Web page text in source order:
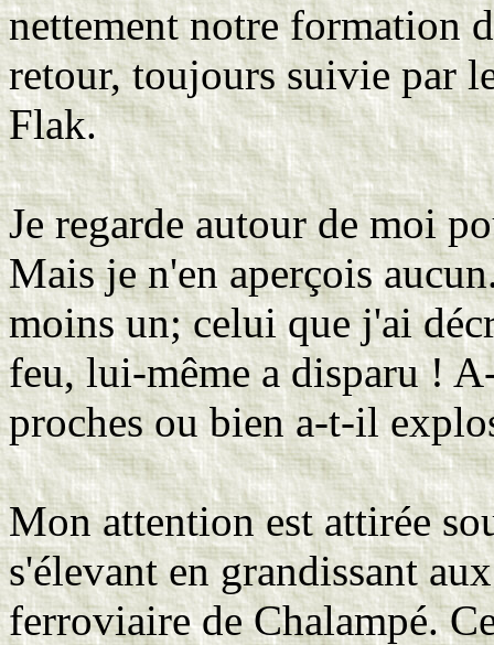
nettement notre formation
retour, toujours suivie par
Flak.
Je regarde autour de moi
Mais je n'en aperçois
moins un; celui que j'ai
feu, lui-même a disparu !
proches ou bien a-t-il
Mon attention est attirée
s'élevant en grandissant
ferroviaire de Chalampé.